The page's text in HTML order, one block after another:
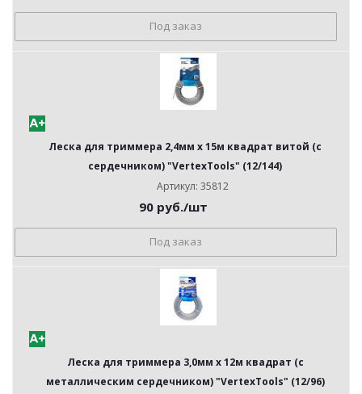
Под заказ
Леска для триммера 2,4мм х 15м квадрат витой (с
сердечником) "VertexTools" (12/144)
Артикул: 35812
90руб./шт
Под заказ
Леска для триммера 3,0мм х 12м квадрат (с
металлическим сердечником) "VertexTools" (12/96)